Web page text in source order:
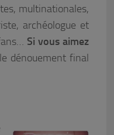
multinationales,
archéologue et
Si vous aimez
dénouement final